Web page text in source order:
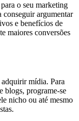
o seu marketing
conseguir argumentar
e benefícios de
maiores conversões
mídia. Para
blogs, programe-se
nicho ou até mesmo